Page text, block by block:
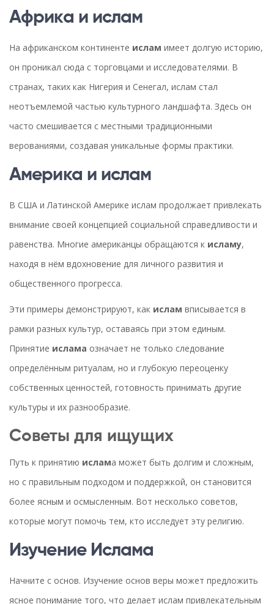
Африка и ислам
На африканском континенте ислам имеет долгую историю,
он проникал сюда с торговцами и исследователями. В
странах, таких как Нигерия и Сенегал, ислам стал
неотъемлемой частью культурного ландшафта. Здесь он
часто смешивается с местными традиционными
верованиями, создавая уникальные формы практики.
Америка и ислам
В США и Латинской Америке ислам продолжает привлекать
внимание своей концепцией социальной справедливости и
равенства. Многие американцы обращаются к исламу,
находя в нём вдохновение для личного развития и
общественного прогресса.
Эти примеры демонстрируют, как ислам вписывается в
рамки разных культур, оставаясь при этом единым.
Принятие ислама означает не только следование
определённым ритуалам, но и глубокую переоценку
собственных ценностей, готовность принимать другие
культуры и их разнообразие.
Советы для ищущих
Путь к принятию ислама может быть долгим и сложным,
но с правильным подходом и поддержкой, он становится
более ясным и осмысленным. Вот несколько советов,
которые могут помочь тем, кто исследует эту религию.
Изучение Ислама
Начните с основ. Изучение основ веры может предложить
ясное понимание того, что делает ислам привлекательным